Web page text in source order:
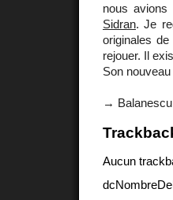
nous avions
Sidran. Je
originales
rejouer. Il
Son
→
Aucun